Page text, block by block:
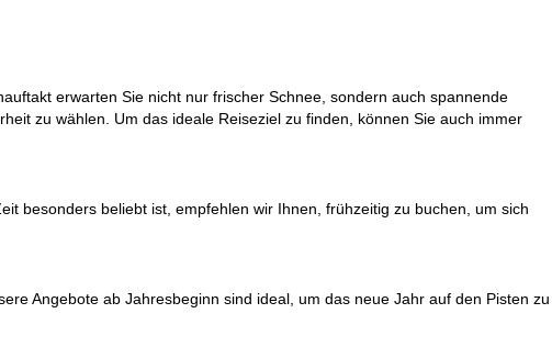
erwarten Sie nicht nur frischer Schnee, sondern auch spannende
zu wählen. Um das ideale Reiseziel zu finden, können Sie auch immer
besonders beliebt ist, empfehlen wir Ihnen, frühzeitig zu buchen, um sich
Angebote ab Jahresbeginn sind ideal, um das neue Jahr auf den Pisten zu